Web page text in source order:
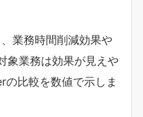
業務時間削減効果や
象業務は効果が見えや
比較を数値で示しま